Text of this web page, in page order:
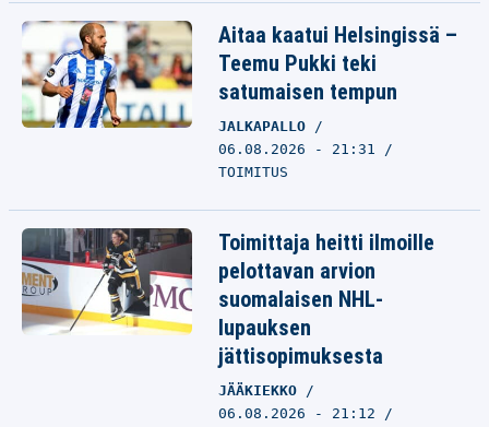
Aitaa kaatui Helsingissä –
Teemu Pukki teki
satumaisen tempun
JALKAPALLO
06.08.2026 - 21:31
TOIMITUS
Toimittaja heitti ilmoille
pelottavan arvion
suomalaisen NHL-
lupauksen
jättisopimuksesta
JÄÄKIEKKO
06.08.2026 - 21:12